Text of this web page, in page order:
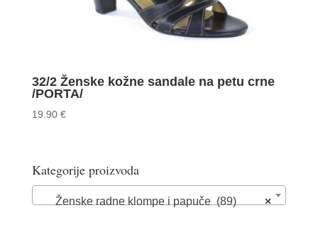
32/2 Ženske kožne sandale na petu crne
/PORTA/
19.90 €
Kategorije proizvoda
×
Ženske radne klompe i papuče (89)